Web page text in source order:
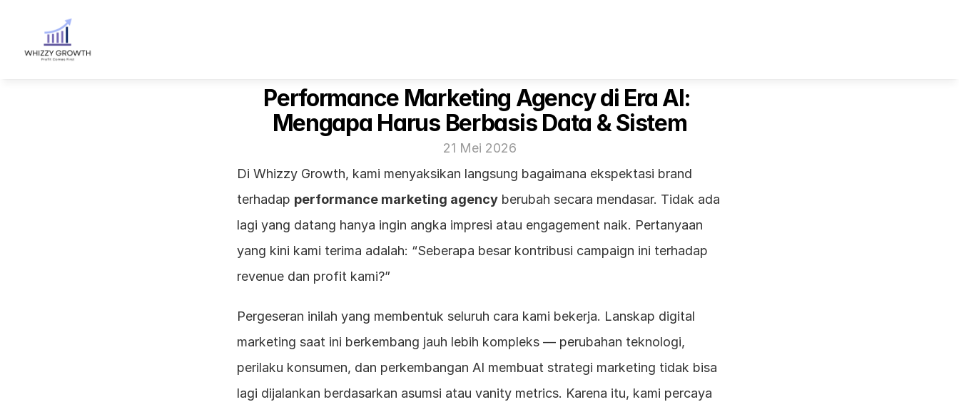
Performance Marketing Agency di Era AI:
Mengapa Harus Berbasis Data & Sistem
21 Mei 2026
Di Whizzy Growth, kami menyaksikan langsung bagaimana ekspektasi brand
terhadap performance marketing agency berubah secara mendasar. Tidak ada
lagi yang datang hanya ingin angka impresi atau engagement naik. Pertanyaan
yang kini kami terima adalah: “Seberapa besar kontribusi campaign ini terhadap
revenue dan profit kami?”
Pergeseran inilah yang membentuk seluruh cara kami bekerja. Lanskap digital
marketing saat ini berkembang jauh lebih kompleks — perubahan teknologi,
perilaku konsumen, dan perkembangan AI membuat strategi marketing tidak bisa
lagi dijalankan berdasarkan asumsi atau vanity metrics. Karena itu, kami percaya